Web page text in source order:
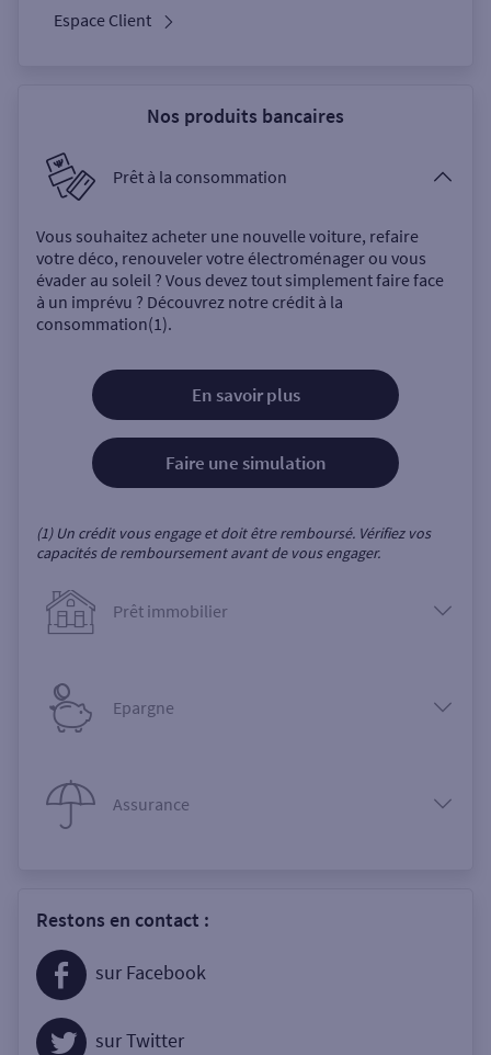
Espace Client
Nos produits bancaires
Prêt à la consommation
Vous souhaitez acheter une nouvelle voiture, refaire
votre déco, renouveler votre électroménager ou vous
évader au soleil ? Vous devez tout simplement faire face
à un imprévu ? Découvrez notre crédit à la
consommation(1).
En savoir plus
Faire une simulation
(1) Un crédit vous engage et doit être remboursé. Vérifiez vos
capacités de remboursement avant de vous engager.
Prêt immobilier
Epargne
Assurance
Restons en contact :
sur Facebook
sur Twitter